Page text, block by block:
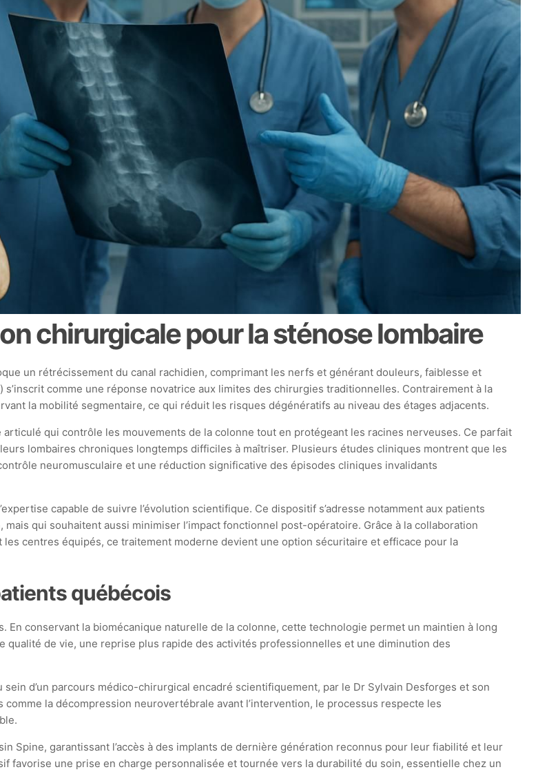
chirurgicale pour la sténose lombaire
un rétrécissement du canal rachidien, comprimant les nerfs et générant douleurs, faiblesse et
s’inscrit comme une réponse novatrice aux limites des chirurgies traditionnelles. Contrairement à la
la mobilité segmentaire, ce qui réduit les risques dégénératifs au niveau des étages adjacents.
qui contrôle les mouvements de la colonne tout en protégeant les racines nerveuses. Ce parfait
lombaires chroniques longtemps difficiles à maîtriser. Plusieurs études cliniques montrent que les
neuromusculaire et une réduction significative des épisodes cliniques invalidants
capable de suivre l’évolution scientifique. Ce dispositif s’adresse notamment aux patients
qui souhaitent aussi minimiser l’impact fonctionnel post-opératoire. Grâce à la collaboration
centres équipés, ce traitement moderne devient une option sécuritaire et efficace pour la
québécois
conservant la biomécanique naturelle de la colonne, cette technologie permet un maintien à long
de vie, une reprise plus rapide des activités professionnelles et une diminution des
d’un parcours médico-chirurgical encadré scientifiquement, par le Dr Sylvain Desforges et son
la décompression neurovertébrale avant l’intervention, le processus respecte les
Spine, garantissant l’accès à des implants de dernière génération reconnus pour leur fiabilité et leur
favorise une prise en charge personnalisée et tournée vers la durabilité du soin, essentielle chez un